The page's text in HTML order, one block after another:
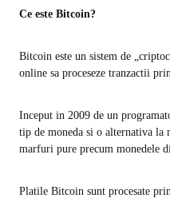
Ce este Bitcoin?
Bitcoin este un sistem de
online sa proceseze tranzactii
Inceput in 2009 de un
tip de moneda si o alternativa la
marfuri pure precum monedele
Platile Bitcoin sunt procesate